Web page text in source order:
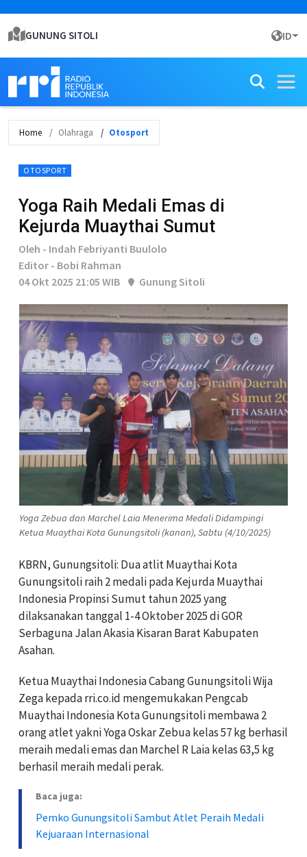
GUNUNG SITOLI ID
Home Olahraga Otosport
OTOSPORT
Yoga Raih Medali Emas di
Kejurda Muaythai Sumut
Oleh - Indah Febriyanti Buulolo
Editor - Bobi Rahman
04 Okt 2025 21:05 WIB
Gunung Sitoli
Yoga Zebua dan Marchel Laia Menerima Medali Didampingi
Ketua Muaythai Kota Gunungsitoli (kanan), Sabtu (4/10/2025)
KBRN, Gunungsitoli: Dua atlit Muaythai Kota
Gunungsitoli raih 2 medali pada Kejurda Muaythai
Indonesia Propinsi Sumut tahun 2025 yang
dilaksanakan tanggal 1-4 Oktober 2025 di GOR
Serbaguna Jalan Akasia Kisaran Barat Kabupaten
Asahan.
Ketua Muaythai Indonesia Cabang Gunungsitoli Wija
Zega kepada rri.co.id mengemukakan Pengcab
Muaythai Indonesia Kota Gunungsitoli membawa 2
orang atlet yakni Yoga Oskar Zebua kelas 57 kg berhasil
meraih medali emas dan Marchel R Laia kelas 63,5 kg
berhasil meraih medali perak.
Baca juga:
Pemko Gunungsitoli Sambut Atlet Peraih Medali
Kejuaraan Internasional